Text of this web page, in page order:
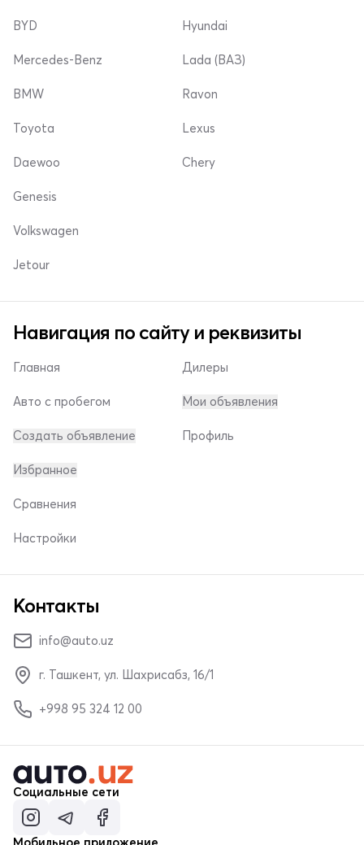
BYD
Mercedes-Benz
Hyundai
Lada (ВАЗ)
BMW
Toyota
Daewoo
Ravon
Lexus
Chery
Genesis
Volkswagen
Jetour
Навигация по сайту и реквизиты
Главная
Авто с пробегом
Создать объявление
Дилеры
Мои объявления
Профиль
Избранное
Сравнения
Настройки
Контакты
info@auto.uz
г. Ташкент, ул. Шахрисабз, 16/1
+998 95 324 12 00
Социальные сети